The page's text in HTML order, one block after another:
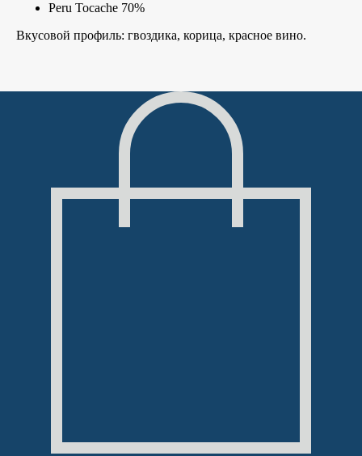
Peru Tocache 70%
Вкусовой профиль: гвоздика, корица, красное вино.